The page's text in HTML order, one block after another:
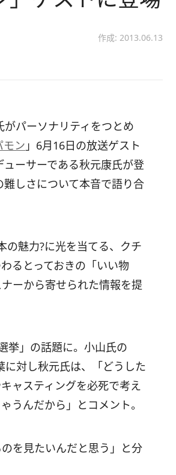
作成: 2013.06.13
パーソナリティをつとめ
モン 」6月16日の放送ゲスト
ーサーである秋元康氏が登
しさについて本音で語り合
の魅力?に光を当てる、クチ
るとっておきの「いい物
ーから寄せられた情報を提
挙」の話題に。小山氏の
に対し秋元氏は、「どうした
ャスティングを必死で考え
うんだから」とコメント。
を見たいんだと思う」と分